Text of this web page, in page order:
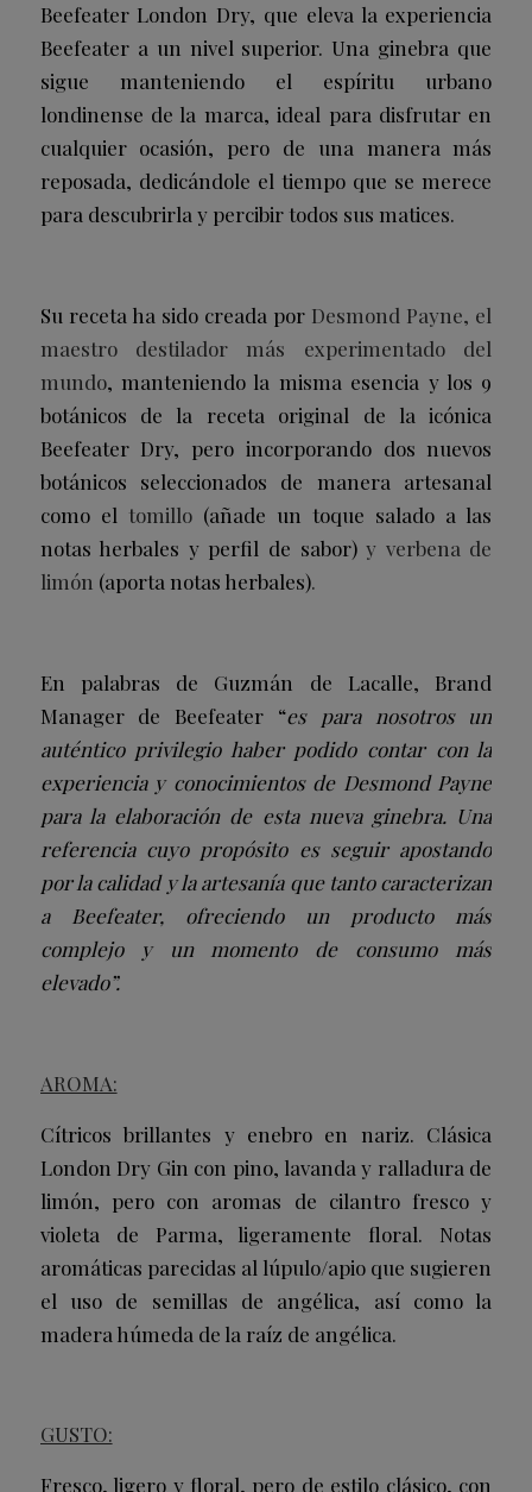
Beefeater London Dry, que eleva la experiencia
Beefeater a un nivel superior. Una ginebra que
sigue manteniendo el espíritu urbano
londinense de la marca, ideal para disfrutar en
cualquier ocasión, pero de una manera más
reposada, dedicándole el tiempo que se merece
para descubrirla y percibir todos sus matices.
Su receta ha sido creada por Desmond Payne, el
maestro destilador más experimentado del
mundo, manteniendo la misma esencia y los 9
botánicos de la receta original de la icónica
Beefeater Dry, pero incorporando dos nuevos
botánicos seleccionados de manera artesanal
como el tomillo (añade un toque salado a las
notas herbales y perfil de sabor)y verbena de
limón (aporta notas herbales).
En palabras de Guzmán de Lacalle, Brand
Manager de Beefeater “es para nosotros un
auténtico privilegio haber podido contar con la
experiencia y conocimientos de Desmond Payne
para la elaboración de esta nueva ginebra. Una
referencia cuyo propósito es seguir apostando
por la calidad y la artesanía que tanto caracterizan
a Beefeater, ofreciendo un producto más
complejo y un momento de consumo más
elevado”.
AROMA:
Cítricos brillantes y enebro en nariz. Clásica
London Dry Gin con pino, lavanda y ralladura de
limón, pero con aromas de cilantro fresco y
violeta de Parma, ligeramente floral. Notas
aromáticas parecidas al lúpulo/apio que sugieren
el uso de semillas de angélica, así como la
madera húmeda de la raíz de angélica.
GUSTO:
Fresco, ligero y floral, pero de estilo clásico, con